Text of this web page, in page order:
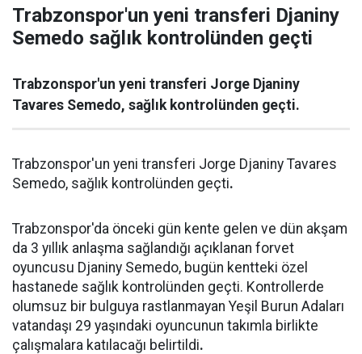
Trabzonspor'un yeni transferi Djaniny
Semedo sağlık kontrolünden geçti
Trabzonspor'un yeni transferi Jorge Djaniny
Tavares Semedo, sağlık kontrolünden geçti.
Trabzonspor'un yeni transferi Jorge Djaniny Tavares
Semedo, sağlık kontrolünden geçti.
Trabzonspor'da önceki gün kente gelen ve dün akşam
da 3 yıllık anlaşma sağlandığı açıklanan forvet
oyuncusu Djaniny Semedo, bugün kentteki özel
hastanede sağlık kontrolünden geçti. Kontrollerde
olumsuz bir bulguya rastlanmayan Yeşil Burun Adaları
vatandaşı 29 yaşındaki oyuncunun takımla birlikte
çalışmalara katılacağı belirtildi.